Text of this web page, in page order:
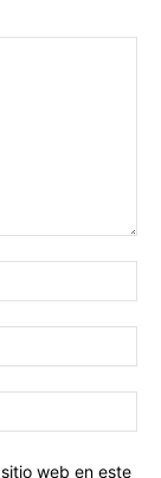
web en este